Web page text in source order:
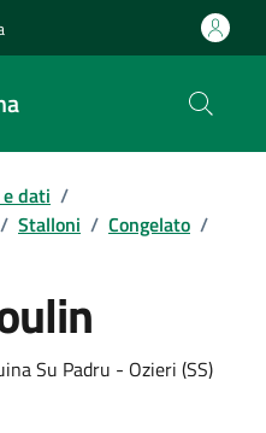
dati /
/ Stalloni / Congelato /
Su Padru - Ozieri (SS)